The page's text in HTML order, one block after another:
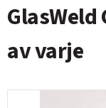
GlasWeld
av varje